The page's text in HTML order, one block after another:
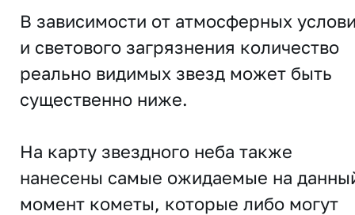
В зависимости от атмосферных
и светового загрязнения количество
реально видимых звезд может быть
существенно ниже.
На карту звездного неба также
нанесены самые ожидаемые на
момент кометы, которые либо могут